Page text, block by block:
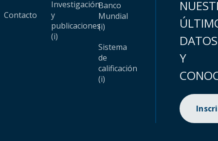
Contacto
Investigación
y
publicaciones
(i)
Banco
Mundial
(i)
Sistema
de
calificación
(i)
DATOS
Y